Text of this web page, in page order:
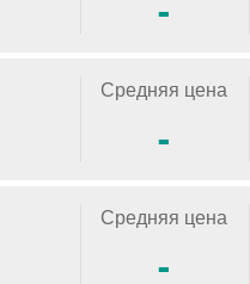
Средняя цена
-
Средняя цена
-